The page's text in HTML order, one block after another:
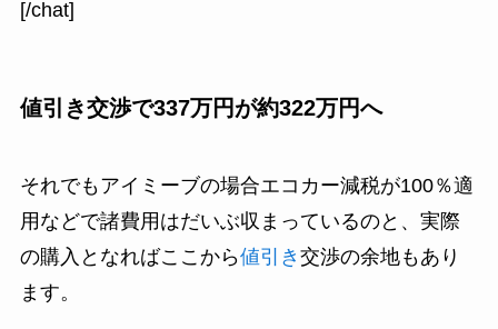
[/chat]
値引き交渉で337万円が約322万円へ
それでもアイミーブの場合エコカー減税が100％適
用などで諸費用はだいぶ収まっているのと、実際
の購入となればここから値引き 交渉の余地もあり
ます。